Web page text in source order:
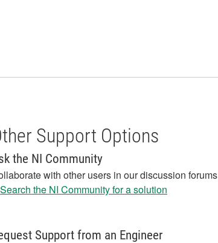
Support Options
the NI Community
with other users in our discussion forums
Search the NI Community for a solution
Support from an Engineer